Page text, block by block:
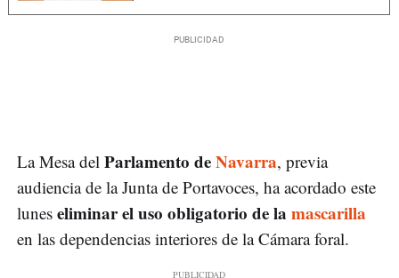
La Mesa del Parlamento deNavarra, previa
audiencia de la Junta de Portavoces, ha acordado este
lunes eliminar el uso obligatorio de la mascarilla
en las dependencias interiores de la Cámara foral.